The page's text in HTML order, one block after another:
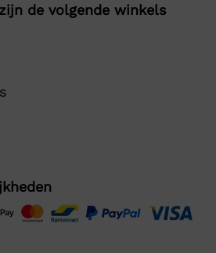
de volgende winkels